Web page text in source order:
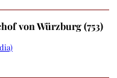
von Würzburg (753)